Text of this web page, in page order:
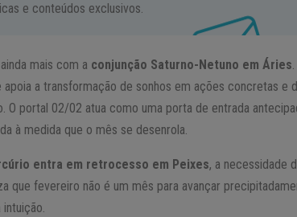
e conteúdos exclusivos.
mais com a conjunção Saturno-Netuno em Áries
apoia a transformação de sonhos em ações concretas e
O portal 02/02 atua como uma porta de entrada
à medida que o mês se desenrola.
entra em retrocesso em Peixes, a necessidade
que fevereiro não é um mês para avançar
intuição.